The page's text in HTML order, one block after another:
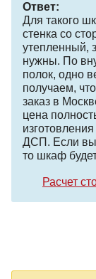
Ответ:
Для такого
стенка со
утепленный,
нужны. По
полок, одно
получаем,
заказ в
цена
ДСП. Если вы
то шкаф
Расчет